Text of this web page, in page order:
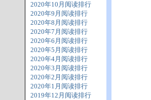
2020年10月阅读排行
2020年9月阅读排行
2020年8月阅读排行
2020年7月阅读排行
2020年6月阅读排行
2020年5月阅读排行
2020年4月阅读排行
2020年3月阅读排行
2020年2月阅读排行
2020年1月阅读排行
2019年12月阅读排行